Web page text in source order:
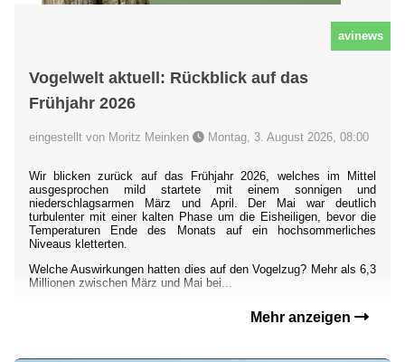
avinews
Vogelwelt aktuell: Rückblick auf das
Frühjahr 2026
eingestellt von Moritz Meinken Montag, 3. August 2026, 08:00
Wir blicken zurück auf das Frühjahr 2026, welches im Mittel
ausgesprochen mild startete mit einem sonnigen und
niederschlagsarmen März und April. Der Mai war deutlich
turbulenter mit einer kalten Phase um die Eisheiligen, bevor die
Temperaturen Ende des Monats auf ein hochsommerliches
Niveaus kletterten.
Welche Auswirkungen hatten dies auf den Vogelzug? Mehr als 6,3
Millionen zwischen März und Mai bei...
Mehr anzeigen